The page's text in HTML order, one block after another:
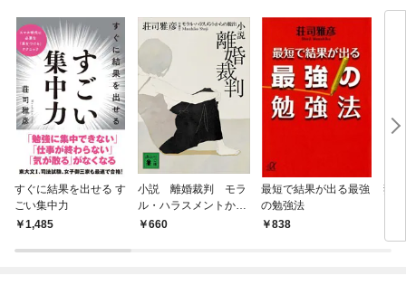
すぐに結果を出せる す
ごい集中力
1,485
小説 離婚裁判 モラ
ル・ハラスメントから
の脱出
660
最短で結果が出る最強
の勉強法
838
妻